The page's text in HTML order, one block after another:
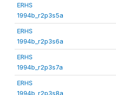
ERHS
1994b_r2p3s5a
ERHS
1994b_r2p3s6a
ERHS
1994b_r2p3s7a
ERHS
1994b_r2p3s8a